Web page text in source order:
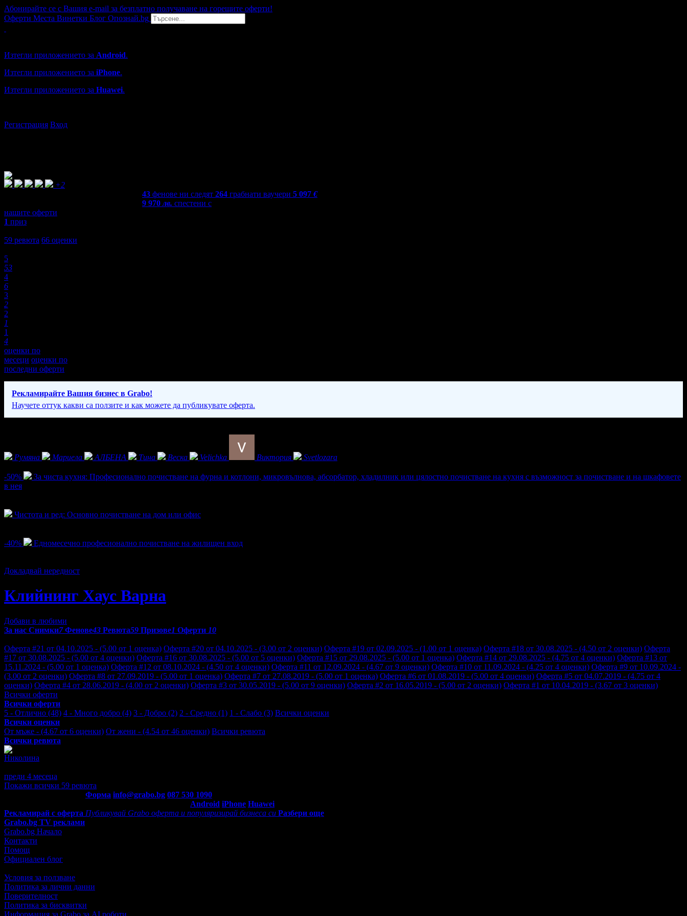
Абонирайте се с Вашия e-mail за безплатно получаване на горещите оферти!
Оферти Места Винетки Блог Опознай.bg
Изтегли приложението за Android.
Изтегли приложението за iPhone.
Изтегли приложението за Huawei.
Регистрация Вход
+2
43 фенове ни следят 264 грабнати ваучери 5 097 €
9 970лв. спестени с
нашите оферти
1 приз
59 ревюта 66 оценки
5
53
4
6
3
2
2
1
1
4
оценки по
месеци оценки по
последни оферти
Рекламирайте Вашия бизнес в Grabo!
Научете оттук какви са ползите и как можете да публикувате оферта.
Румяна Мариела АЛБЕНА Tина Веска Velichka Виктория
Svetlozara
-50%
За чиста кухня: Професионално почистване на фурна и котлони, микровълнова, абсорбатор, хладилник или цялостно почистване на кухня с възможност за почистване и на шкафовете
в нея
Чистота и ред: Основно почистване на дом или офис
-40%
Едномесечно професионално почистване на жилищен вход
Докладвай нередност
Клийнинг Хаус Варна
Добави в любими
За нас Снимки7 Фенове43 Ревюта59 Призове1 Оферти 10
Оферта #21 от 04.10.2025 - (5.00 от 1 оценка) Оферта #20 от 04.10.2025 - (3.00 от 2 оценки) Оферта #19 от 02.09.2025 - (1.00 от 1 оценка) Оферта #18 от 30.08.2025 - (4.50 от 2 оценки) Оферта
#17 от 30.08.2025 - (5.00 от 4 оценки) Оферта #16 от 30.08.2025 - (5.00 от 5 оценки) Оферта #15 от 29.08.2025 - (5.00 от 1 оценка) Оферта #14 от 29.08.2025 - (4.75 от 4 оценки) Оферта #13 от
15.11.2024 - (5.00 от 1 оценка) Оферта #12 от 08.10.2024 - (4.50 от 4 оценки) Оферта #11 от 12.09.2024 - (4.67 от 9 оценки) Оферта #10 от 11.09.2024 - (4.25 от 4 оценки) Оферта #9 от 10.09.2024 -
(3.00 от 2 оценки) Оферта #8 от 27.09.2019 - (5.00 от 1 оценка) Оферта #7 от 27.08.2019 - (5.00 от 1 оценка) Оферта #6 от 01.08.2019 - (5.00 от 4 оценки) Оферта #5 от 04.07.2019 - (4.75 от 4
оценки) Оферта #4 от 28.06.2019 - (4.00 от 2 оценки) Оферта #3 от 30.05.2019 - (5.00 от 9 оценки) Оферта #2 от 16.05.2019 - (5.00 от 2 оценки) Оферта #1 от 10.04.2019 - (3.67 от 3 оценки)
Всички оферти
Всички оферти
5 - Отлично (48) 4 - Много добро (4) 3 - Добро (2) 2 - Средно (1) 1 - Слабо (3) Всички оценки
Всички оценки
От мъже - (4.67 от 6 оценки) От жени - (4.54 от 46 оценки) Всички ревюта
Всички ревюта
Николина
преди 4 месеца
Покажи всички 59 ревюта
Форма info@grabo.bg 087 530 1090
Android iPhone Huawei
Рекламирай с оферта Публикувай Grabo оферта и популяризирай бизнеса си Разбери още
Grabo.bg TV реклами
Grabo.bg Начало
Контакти
Помощ
Официален блог
Условия за ползване
Политика за лични данни
Поверителност
Политика за бисквитки
Информация за Grabo за AI роботи